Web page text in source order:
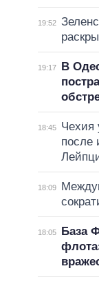
19:52
19:17
В
18:45
Чехия
после
18:09
18:05
База